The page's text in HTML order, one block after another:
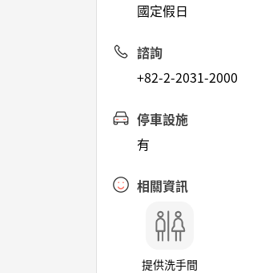
國定假日
諮詢
+82-2-2031-2000
停車設施
有
相關資訊
提供洗手間